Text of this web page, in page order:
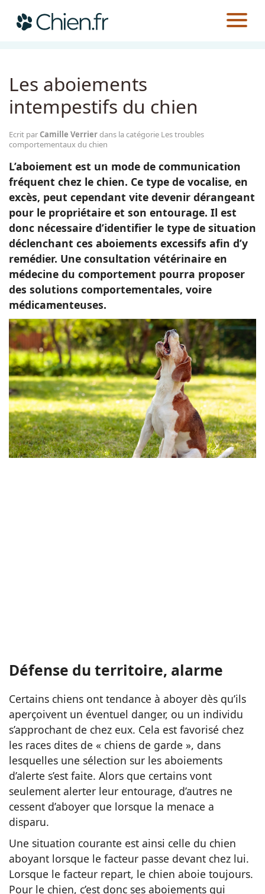
Races
Guides
CHIEN.FR GUIDES
ÉDUCATION
Les aboiements
intempestifs du chien
Ecrit par Camille Verrierdans la catégorie Les troubles
comportementaux du chien
L’aboiement est un mode de communication
fréquent chez le chien. Ce type de vocalise, en
excès, peut cependant vite devenir dérangeant
pour le propriétaire et son entourage. Il est
donc nécessaire d’identifier le type de situation
déclenchant ces aboiements excessifs afin d’y
remédier. Une consultation vétérinaire en
médecine du comportement pourra proposer
des solutions comportementales, voire
médicamenteuses.
Défense du territoire, alarme
Certains chiens ont tendance à aboyer dès qu’ils
aperçoivent un éventuel danger, ou un individu
s’approchant de chez eux. Cela est favorisé chez
les races dites de « chiens de garde », dans
lesquelles une sélection sur les aboiements
d’alerte s’est faite. Alors que certains vont
seulement alerter leur entourage, d’autres ne
cessent d’aboyer que lorsque la menace a
disparu.
Une situation courante est ainsi celle du chien
aboyant lorsque le facteur passe devant chez lui.
Lorsque le facteur repart, le chien aboie toujours.
Pour le chien, c’est donc ses aboiements qui